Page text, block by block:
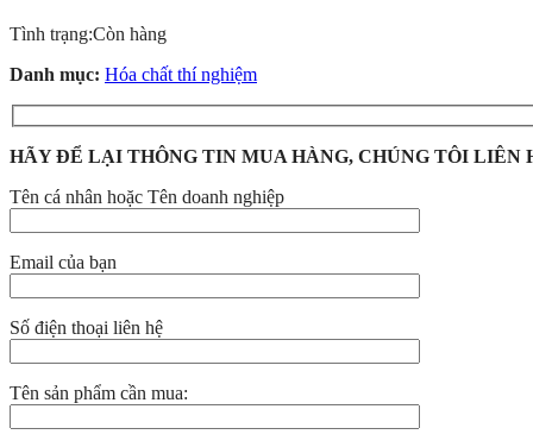
Tình trạng:Còn hàng
Danh mục: Hóa chất thí nghiệm
HÃY ĐỂ LẠI THÔNG TIN MUA HÀNG, CHÚNG TÔI LIÊN
Tên cá nhân hoặc Tên doanh nghiệp
Email của bạn
Số điện thoại liên hệ
Tên sản phẩm cần mua: